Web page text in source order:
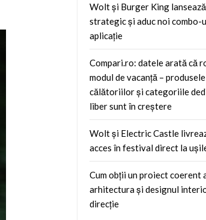
Wolt și Burger King
strategic și aduc noi combo-
aplicație
Compari.ro: datele arată că
modul de vacanță –
călătoriilor și categoriile
liber sunt în creștere
Wolt și Electric Castle
acces în festival direct la
Cum obții un proiect coerent
arhitectura și designul
direcție